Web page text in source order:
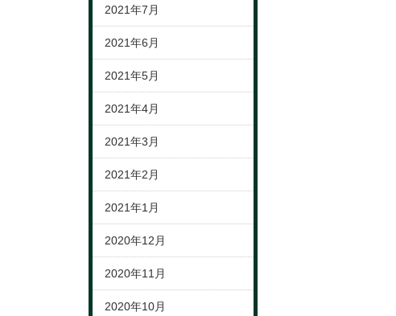
2021年7月
2021年6月
2021年5月
2021年4月
2021年3月
2021年2月
2021年1月
2020年12月
2020年11月
2020年10月